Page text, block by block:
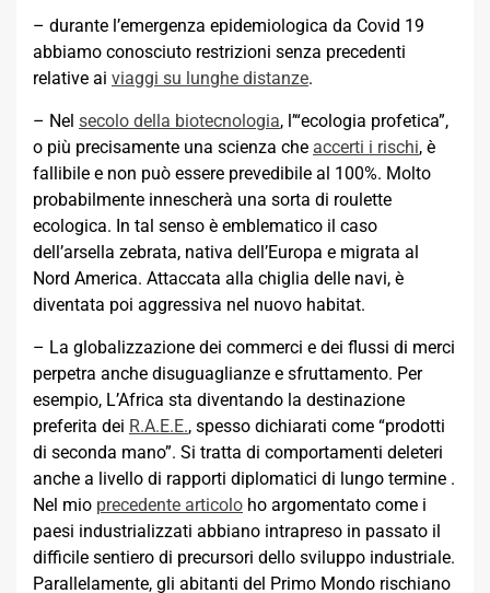
– durante l’emergenza epidemiologica da Covid 19
abbiamo conosciuto restrizioni senza precedenti
relative ai viaggi su lunghe distanze.
– Nel secolo della biotecnologia, l’“ecologia profetica”,
o più precisamente una scienza che accerti i rischi, è
fallibile e non può essere prevedibile al 100%. Molto
probabilmente innescherà una sorta di roulette
ecologica. In tal senso è emblematico il caso
dell’arsella zebrata, nativa dell’Europa e migrata al
Nord America. Attaccata alla chiglia delle navi, è
diventata poi aggressiva nel nuovo habitat.
– La globalizzazione dei commerci e dei flussi di merci
perpetra anche disuguaglianze e sfruttamento. Per
esempio, L’Africa sta diventando la destinazione
preferita dei R.A.E.E., spesso dichiarati come “prodotti
di seconda mano”. Si tratta di comportamenti deleteri
anche a livello di rapporti diplomatici di lungo termine .
Nel mio precedente articolo ho argomentato come i
paesi industrializzati abbiano intrapreso in passato il
difficile sentiero di precursori dello sviluppo industriale.
Parallelamente, gli abitanti del Primo Mondo rischiano